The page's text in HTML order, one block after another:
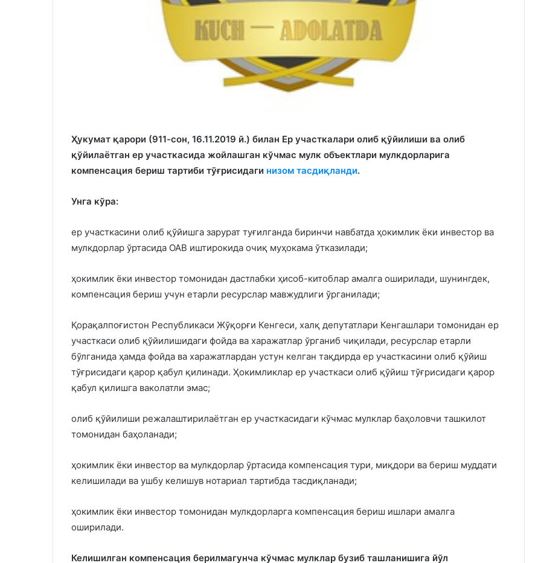
Ҳукумат қарори (911-сон, 16.11.2019 й.) билан Ер участкалари олиб қўйилиши ва олиб
қўйилаётган ер участкасида жойлашган кўчмас мулк объектлари мулкдорларига
компенсация бериш тартиби тўғрисидаги низом тасдиқланди.
Унга кўра:
ер участкасини олиб қўйишга зарурат туғилганда биринчи навбатда ҳокимлик ёки инвестор ва
мулкдорлар ўртасида ОАВ иштирокида очиқ муҳокама ўтказилади;
ҳокимлик ёки инвестор томонидан дастлабки ҳисоб-китоблар амалга оширилади, шунингдек,
компенсация бериш учун етарли ресурслар мавжудлиги ўрганилади;
Қорақалпоғистон Республикаси Жўқорғи Кенгеси, халқ депутатлари Кенгашлари томонидан ер
участкаси олиб қўйилишидаги фойда ва харажатлар ўрганиб чиқилади, ресурслар етарли
бўлганида ҳамда фойда ва харажатлардан устун келган тақдирда ер участкасини олиб қўйиш
тўғрисидаги қарор қабул қилинади. Ҳокимликлар ер участкаси олиб қўйиш тўғрисидаги қарор
қабул қилишга ваколатли эмас;
олиб қўйилиши режалаштирилаётган ер участкасидаги кўчмас мулклар баҳоловчи ташкилот
томонидан баҳоланади;
ҳокимлик ёки инвестор ва мулкдорлар ўртасида компенсация тури, миқдори ва бериш муддати
келишилади ва ушбу келишув нотариал тартибда тасдиқланади;
ҳокимлик ёки инвестор томонидан мулкдорларга компенсация бериш ишлари амалга
оширилади.
Келишилган компенсация берилмагунча кўчмас мулклар бузиб ташланишига йўл